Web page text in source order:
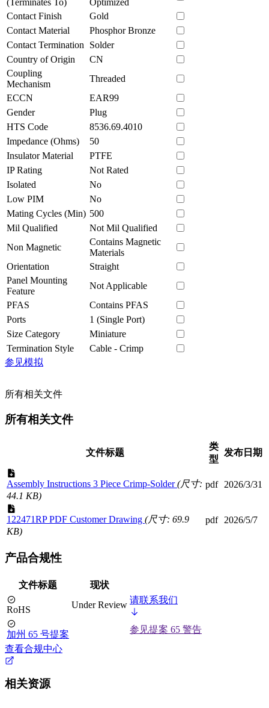
Contact Finish
Gold
Contact Material
Phosphor Bronze
Contact Termination
Solder
Country of Origin
CN
Coupling
Mechanism
Threaded
ECCN
EAR99
Gender
Plug
HTS Code
8536.69.4010
Impedance (Ohms)
50
Insulator Material
PTFE
IP Rating
Not Rated
Isolated
No
Low PIM
No
Mating Cycles (Min) 500
Mil Qualified
Not Mil Qualified
Non Magnetic
Contains Magnetic
Materials
Orientation
Straight
Panel Mounting
Feature
Not Applicable
PFAS
Contains PFAS
Ports
1 (Single Port)
Size Category
Miniature
Termination Style
Cable - Crimp
参见模拟
所有相关文件
所有相关文件
文件标题
类
型
发布日期
Assembly Instructions 3 Piece Crimp-Solder(尺寸:
44.1 KB)
pdf 2026/3/31
122471RP PDF Customer Drawing (尺寸: 69.9
KB)
pdf 2026/5/7
产品合规性
文件标题 现状
RoHS Under Review 请联系我们
加州 65 号提案
参见提案 65 警告
查看合规中心
相关资源